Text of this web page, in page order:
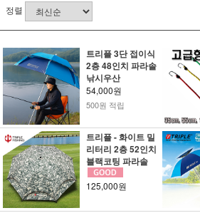
정렬
트리플 3단 접이식
2층 48인치 파라솔
낚시우산
54,000원
500원 적립
트리플 - 화이트 밀
리터리 2층 52인치
블랙코팅 파라솔
125,000원